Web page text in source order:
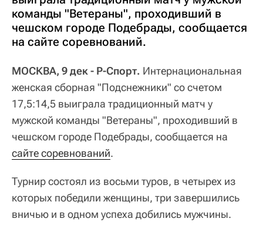
команды "Ветераны", проходивший в
чешском городе Подебрады, сообщается
на сайте соревнований.
МОСКВА, 9 дек - Р-Спорт. Интернациональная
женская сборная "Подснежники" со счетом
17,5:14,5 выиграла традиционный матч у
мужской команды "Ветераны", проходивший в
чешском городе Подебрады, сообщается на
сайте соревнований.
Турнир состоял из восьми туров, в четырех из
которых победили женщины, три завершились
вничью и в одном успеха добились мужчины.